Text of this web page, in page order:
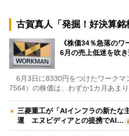
古賀真人「発掘！好決算銘
《株価34％急落のワ
6月の売上低迷を吹
6月3日に8330円をつけたワークマ
7564）の株価は、わずか1カ月あま
三菱重工が「AIインフラの新たな
運 エヌビディアとの提携でAI…